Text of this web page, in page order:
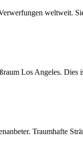
weltweit.
Los Angeles. Dies
Traumhafte